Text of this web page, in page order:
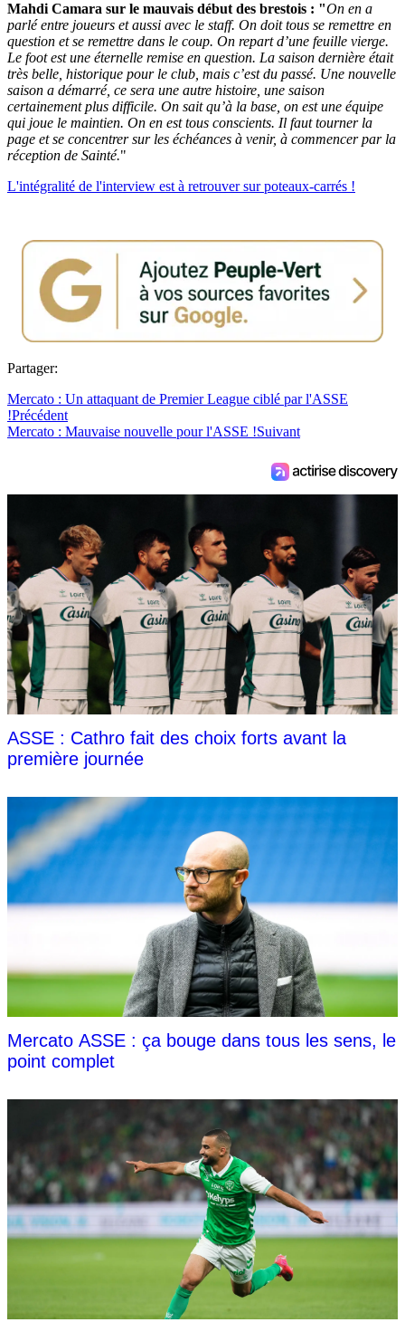
Mahdi Camara sur le mauvais début des brestois : "On en a
parlé entre joueurs et aussi avec le staff. On doit tous se remettre en
question et se remettre dans le coup. On repart d’une feuille vierge.
Le foot est une éternelle remise en question. La saison dernière était
très belle, historique pour le club, mais c’est du passé. Une nouvelle
saison a démarré, ce sera une autre histoire, une saison
certainement plus difficile. On sait qu’à la base, on est une équipe
qui joue le maintien. On en est tous conscients. Il faut tourner la
page et se concentrer sur les échéances à venir, à commencer par la
réception de Sainté."
L'intégralité de l'interview est à retrouver sur poteaux-carrés !
Partager:
Mercato : Un attaquant de Premier League ciblé par l'ASSE
!Précédent
Mercato : Mauvaise nouvelle pour l'ASSE !Suivant
ASSE : Cathro fait des choix forts avant la
première journée
Mercato ASSE : ça bouge dans tous les sens, le
point complet